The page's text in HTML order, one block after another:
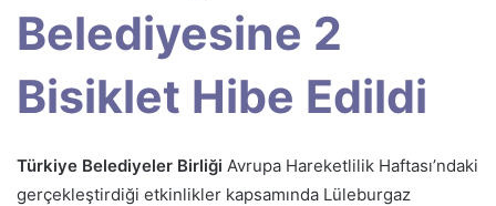
Belediyesine 2
Bisiklet Hibe Edildi
Türkiye Belediyeler Birliği Avrupa Hareketlilik Haftası’ndaki
gerçekleştirdiği etkinlikler kapsamında Lüleburgaz